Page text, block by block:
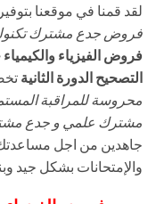
لقد قمنا في موقعنا بتوفير
فروض جدع مشترك
فروض الفيزياء
التصحيح الدورة الثانية
محروسة للمراقبة
مشترك علمي و جدع
جاهدين من اجل مساعدتك
والإمتحانات بشكل جيد